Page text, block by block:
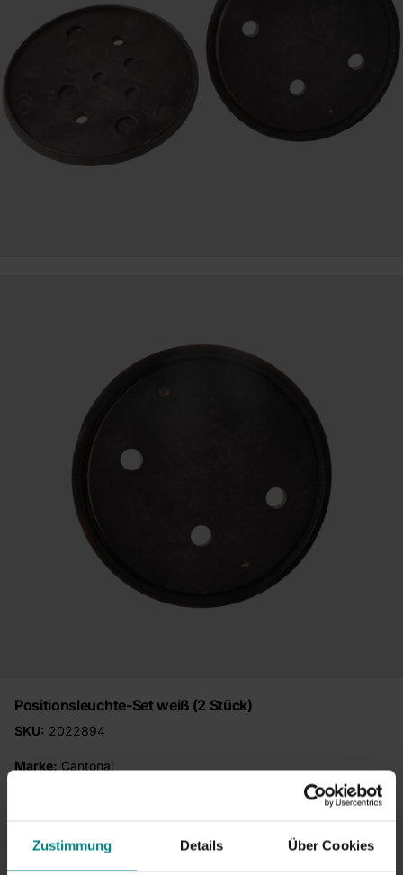
Zustimmung Details Über Cookies
Positionsleuchte-Set weiß (2 Stück)
SKU: 2022894
Marke: Cantonal
18 auf Lager
Jetzt bestellen – Versand am nächsten Werktag!